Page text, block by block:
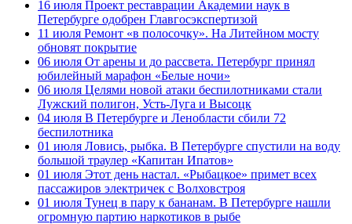
16 июля Проект реставрации Академии наук в
Петербурге одобрен Главгосэкспертизой
11 июля Ремонт «в полосочку». На Литейном мосту
обновят покрытие
06 июля От арены и до рассвета. Петербург принял
юбилейный марафон «Белые ночи»
06 июля Целями новой атаки беспилотниками стали
Лужский полигон, Усть-Луга и Высоцк
04 июля В Петербурге и Ленобласти сбили 72
беспилотника
01 июля Ловись, рыбка. В Петербурге спустили на воду
большой траулер «Капитан Ипатов»
01 июля Этот день настал. «Рыбацкое» примет всех
пассажиров электричек с Волховстроя
01 июля Тунец в пару к бананам. В Петербурге нашли
огромную партию наркотиков в рыбе